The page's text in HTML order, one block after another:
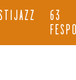
63
FESPO